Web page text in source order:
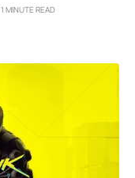
1 MINUTE READ